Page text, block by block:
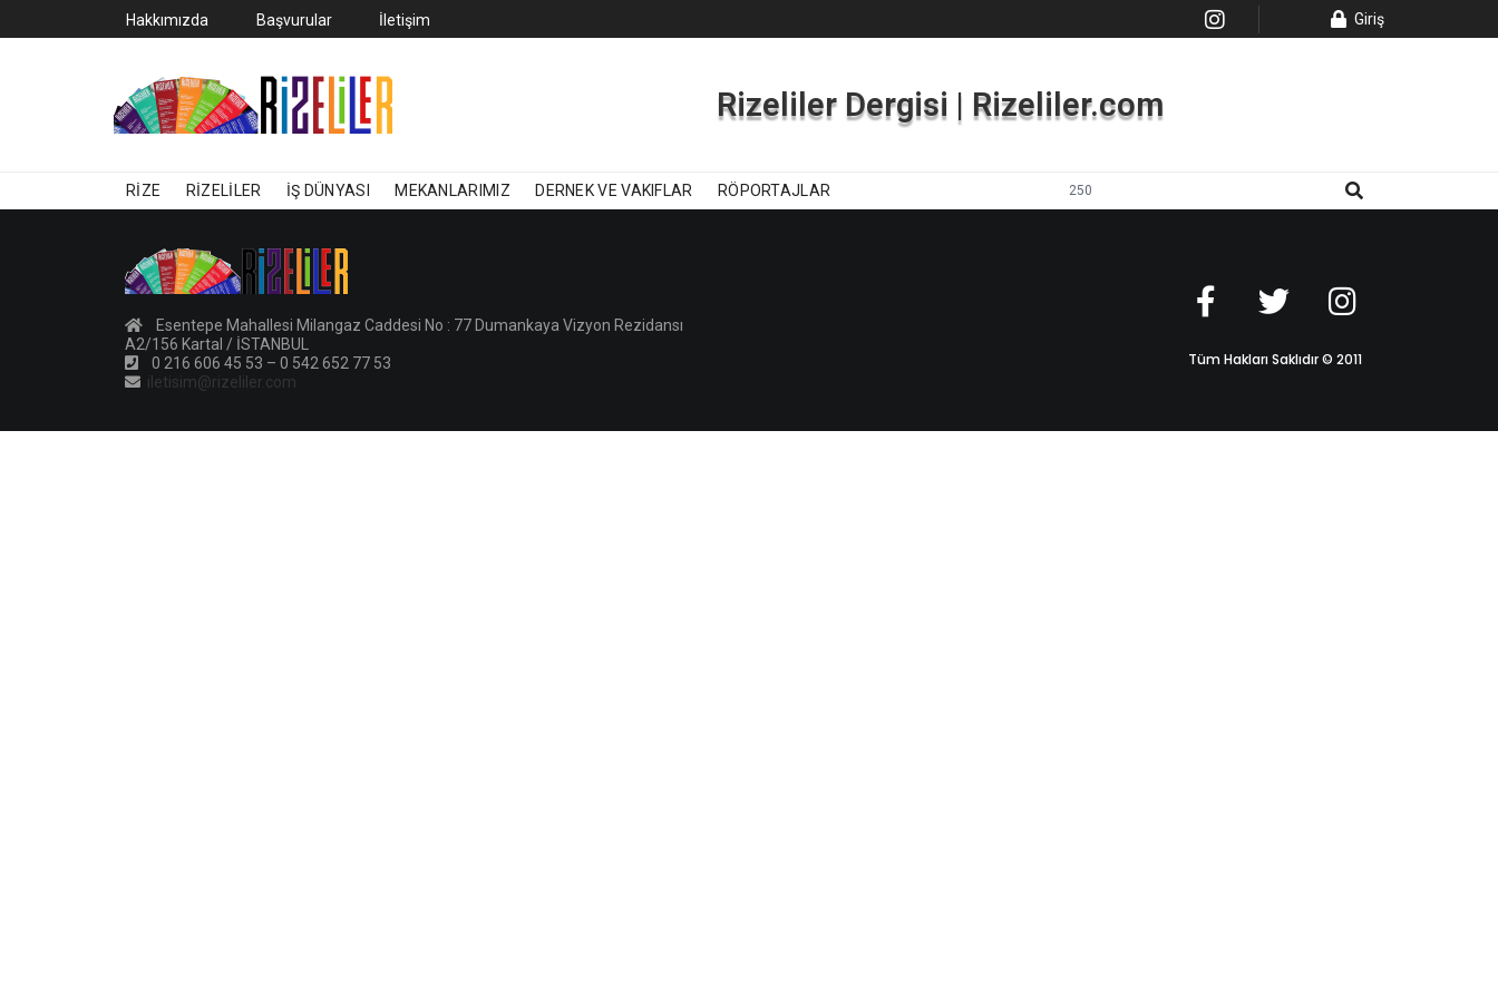
Hakkımızda Başvurular İletişim Giriş
Rizeliler Dergisi | Rizeliler.com
RIZE RIZELILER İŞ DÜNYASI MEKANLARIMIZ DERNEK VE VAKIFLAR RÖPORTAJLAR
Esentepe Mahallesi Milangaz Caddesi No : 77 Dumankaya Vizyon Rezidansı
A2/156 Kartal / İSTANBUL
0 216 606 45 53 – 0 542 652 77 53
iletisim@rizeliler.com
Tüm Hakları Saklıdır © 2011